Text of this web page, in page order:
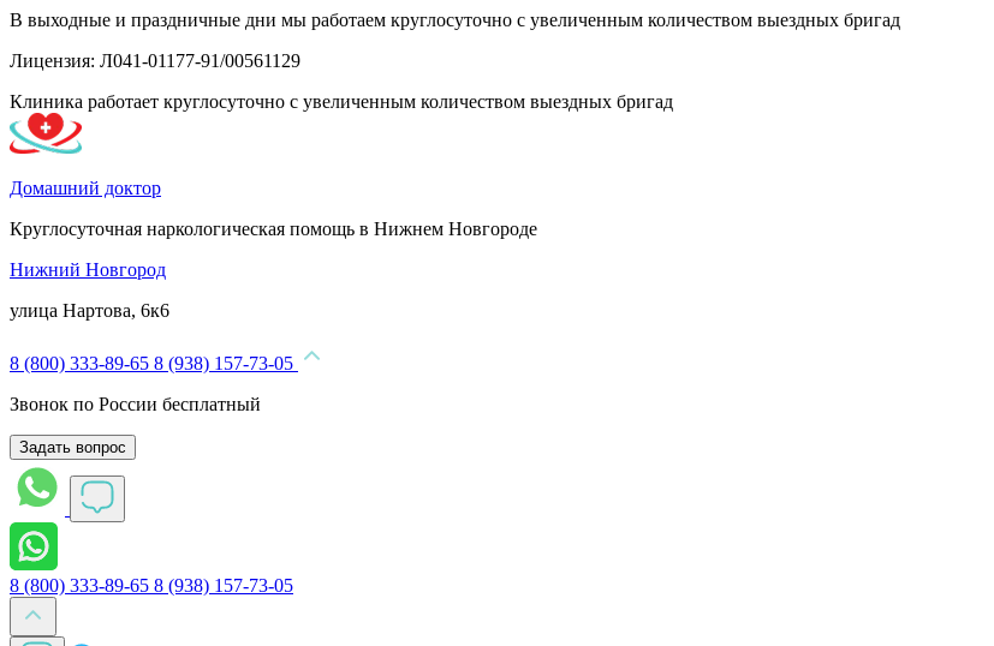
В выходные и праздничные дни мы работаем круглосуточно с увеличенным количеством выездных бригад
Лицензия: Л041-01177-91/00561129
Клиника работает круглосуточно с увеличенным количеством выездных бригад
Домашний доктор
Круглосуточная наркологическая помощь в Нижнем Новгороде
Нижний Новгород
улица Нартова, 6к6
8 (800) 333-89-65 8 (938) 157-73-05
Звонок по России бесплатный
Задать вопрос
8 (800) 333-89-65 8 (938) 157-73-05